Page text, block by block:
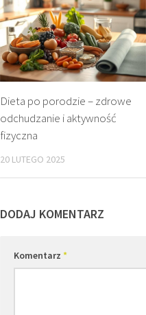
Dieta po porodzie – zdrowe
odchudzanie i aktywność
fizyczna
20 LUTEGO 2025
DODAJ KOMENTARZ
Komentarz *